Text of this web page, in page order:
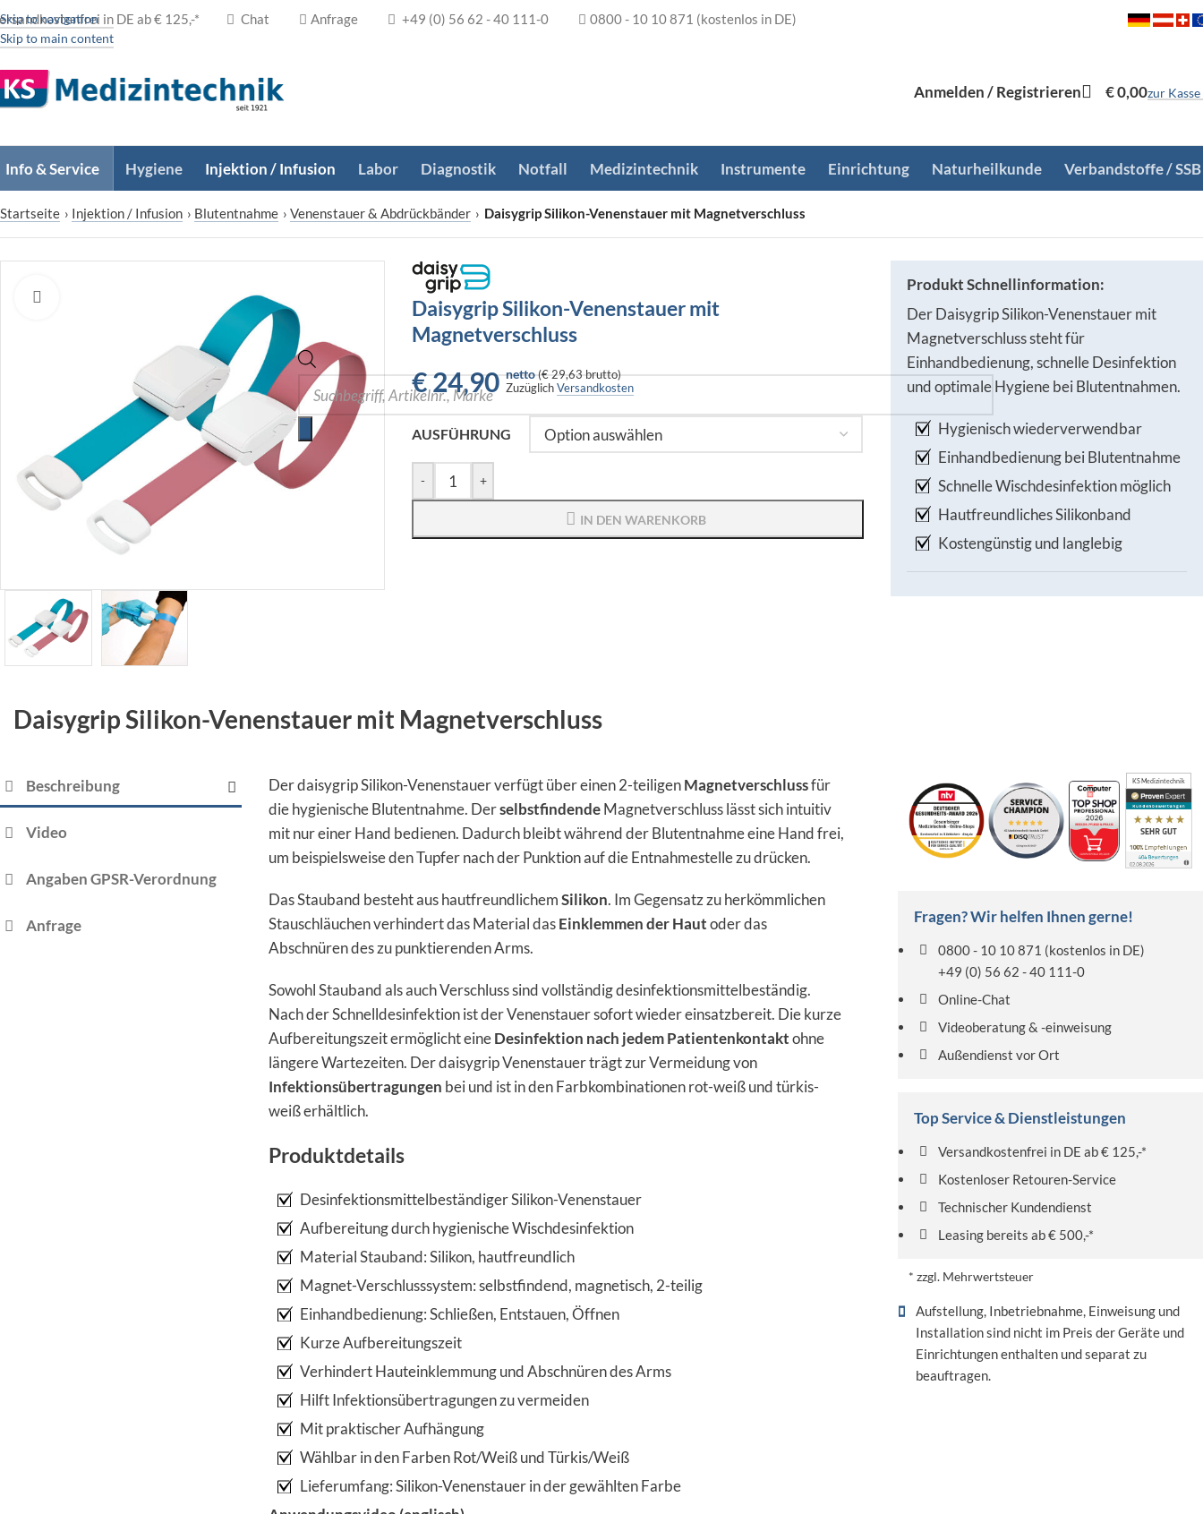
Skip to navigation
Skip to main content
in DE ab € 125,-* Chat Anfrage +49 (0) 56 62 - 40 111-0 0800 - 10 10 871 (kostenlos in DE)
Anmelden / Registrieren €0,00zur Kasse
Info & Service Hygiene Injektion / Infusion Labor Diagnostik Notfall Medizintechnik Instrumente Einrichtung Naturheilkunde Verbandstoffe / SSB
Startseite › Injektion / Infusion › Blutentnahme › Venenstauer & Abdrückbänder › Daisygrip Silikon-Venenstauer mit Magnetverschluss
Daisygrip Silikon-Venenstauer mit
Magnetverschluss
€24,90 netto(€ 29,63brutto)
ZuzüglichVersandkosten
AUSFÜHRUNG
- +
IN DEN WARENKORB
Produkt Schnellinformation:
Der Daisygrip Silikon-Venenstauer mit
Magnetverschluss steht für
Einhandbedienung, schnelle Desinfektion
und optimale Hygiene bei Blutentnahmen.
Hygienisch wiederverwendbar
Einhandbedienung bei Blutentnahme
Schnelle Wischdesinfektion möglich
Hautfreundliches Silikonband
Kostengünstig und langlebig
Daisygrip Silikon-Venenstauer mit Magnetverschluss
Beschreibung
Video
Angaben GPSR-Verordnung
Anfrage
Der daisygrip Silikon-Venenstauer verfügt über einen 2-teiligenMagnetverschlussfür
die hygienische Blutentnahme. DerselbstfindendeMagnetverschluss lässt sich intuitiv
mit nur einer Hand bedienen. Dadurch bleibt während der Blutentnahme eine Hand frei,
um beispielsweise den Tupfer nach der Punktion auf die Entnahmestelle zu drücken.
Das Stauband besteht aus hautfreundlichemSilikon. Im Gegensatz zu herkömmlichen
Stauschläuchen verhindert das Material dasEinklemmen der Hautoder das
Abschnüren des zu punktierenden Arms.
Sowohl Stauband als auch Verschluss sind vollständig desinfektionsmittelbeständig.
Nach der Schnelldesinfektion ist der Venenstauer sofort wieder einsatzbereit. Die kurze
Aufbereitungszeit ermöglicht eineDesinfektion nach jedem Patientenkontaktohne
längere Wartezeiten. Der daisygrip Venenstauer trägt zur Vermeidung von
Infektionsübertragungen bei und ist in den Farbkombinationen rot-weiß und türkis-
weiß erhältlich.
Produktdetails
Desinfektionsmittelbeständiger Silikon-Venenstauer
Aufbereitung durch hygienische Wischdesinfektion
Material Stauband: Silikon, hautfreundlich
Magnet-Verschlusssystem: selbstfindend, magnetisch, 2-teilig
Einhandbedienung: Schließen, Entstauen, Öffnen
Kurze Aufbereitungszeit
Verhindert Hauteinklemmung und Abschnüren des Arms
Hilft Infektionsübertragungen zu vermeiden
Mit praktischer Aufhängung
Wählbar in den Farben Rot/Weiß und Türkis/Weiß
Lieferumfang: Silikon-Venenstauer in der gewählten Farbe
KS Medizintechnik
Fragen? Wir helfen Ihnen gerne!
0800 - 10 10 871 (kostenlos in DE)
+49 (0) 56 62 - 40 111-0
Online-Chat
Videoberatung & -einweisung
Außendienst vor Ort
Top Service & Dienstleistungen
Versandkostenfrei in DE ab € 125,-*
Kostenloser Retouren-Service
Technischer Kundendienst
Leasing bereits ab € 500,-*
* zzgl. Mehrwertsteuer
Aufstellung, Inbetriebnahme, Einweisung und
Installation sind nicht im Preis der Geräte und
Einrichtungen enthalten und separat zu
beauftragen.